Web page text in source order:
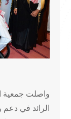
واصلت جمعية
الرائد في